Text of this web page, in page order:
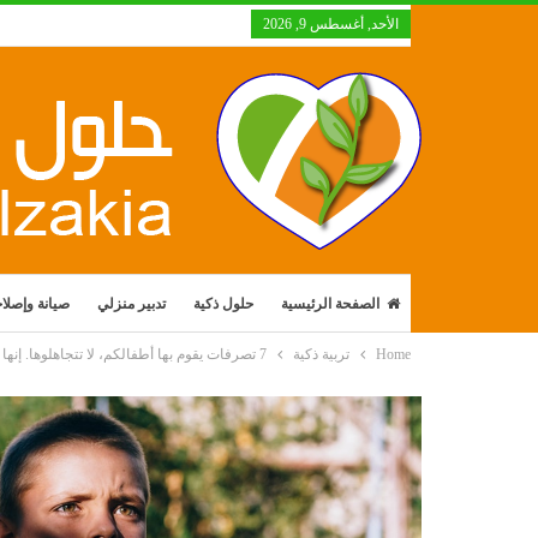
الأحد, أغسطس 9, 2026
الصفحة الرئيسية حلول ذكية تدبير منزلي صيانة
Home تربية ذكية 7 تصرفات يقوم بها أطفالكم، لا تتجاهلوها. إنها حقاً خطرة